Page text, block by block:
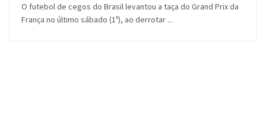
O futebol de cegos do Brasil levantou a taça do Grand Prix da
França no último sábado (1º), ao derrotar ...